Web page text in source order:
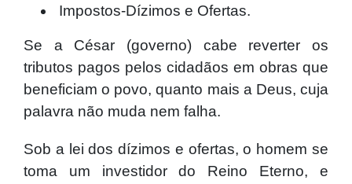
Impostos-Dízimos e Ofertas.
Se a César (governo) cabe reverter os
tributos pagos pelos cidadãos em obras que
beneficiam o povo, quanto mais a Deus, cuja
palavra não muda nem falha.
Sob a lei dos dízimos e ofertas, o homem se
toma um investidor do Reino Eterno, e